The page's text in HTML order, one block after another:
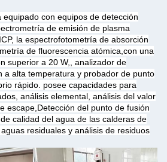
equipado con equipos de detección
de emisión de plasma
la espectrofotometría de absorción
de fluorescencia atómica,con una
superior a 20 W,, analizador de
a alta temperatura y probador de punto
rápido. posee capacidades para
análisis elemental, análisis del valor
escape,Detección del punto de fusión
calidad del agua de las calderas de
residuales y análisis de residuos